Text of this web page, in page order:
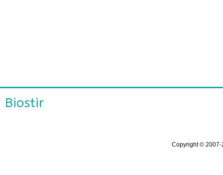
Biostir
Copyright © 2007-